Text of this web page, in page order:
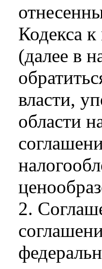
Кодекса
(далее в
власти,
области
2.